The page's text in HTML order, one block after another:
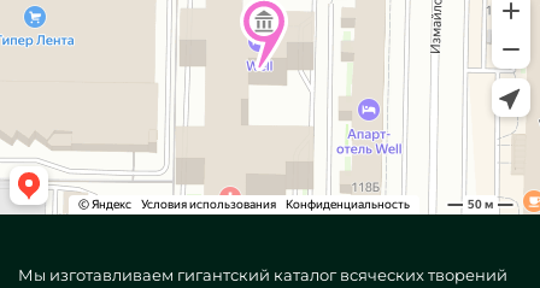
Мы изготавливаем гигантский каталог всяческих творений